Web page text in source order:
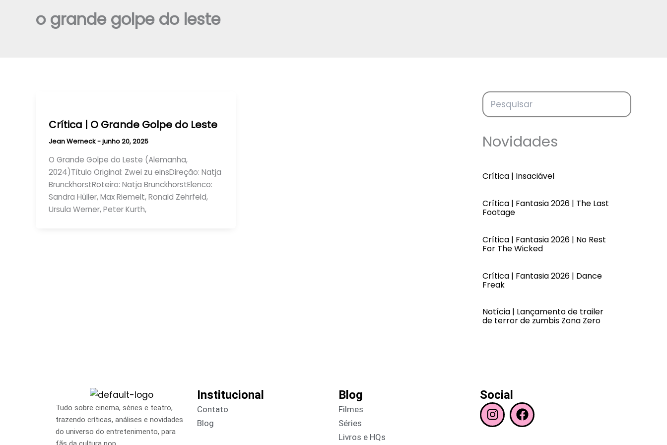
o grande golpe do leste
Crítica | O Grande Golpe do Leste
Jean Werneck-junho 20, 2025
O Grande Golpe do Leste (Alemanha,
2024)Título Original: Zwei zu einsDireção: Natja
BrunckhorstRoteiro: Natja BrunckhorstElenco:
Sandra Hüller, Max Riemelt, Ronald Zehrfeld,
Ursula Werner, Peter Kurth,
Novidades
Crítica | Insaciável
Crítica | Fantasia 2026 | The Last
Footage
Crítica | Fantasia 2026 | No Rest
For The Wicked
Crítica | Fantasia 2026 | Dance
Freak
Notícia | Lançamento de trailer
de terror de zumbis Zona Zero
Tudo sobre cinema, séries e teatro,
trazendo críticas, análises e novidades
do universo do entretenimento, para
Institucional
Contato
Blog
Blog
Filmes
Séries
Livros e HQs
Social
I
n
s
F
a
c